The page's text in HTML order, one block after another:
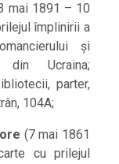
mai 1891 – 10
împlinirii a
și
din Ucraina;
parter,
104A;
(7 mai 1861
cu prilejul